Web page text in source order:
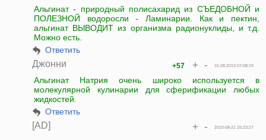
Альгинат - природный полисахарид из СЪЕДОБНОЙ и
ПОЛЕЗНОЙ водоросли - Ламинарии. Как и пектин,
альгинат ВЫВОДИТ из организма радионуклиды, и т.д.
Можно есть.
Ответить
Джонни 15.08.2013 07:08:19
+57 + -
Альгинат Натрия очень широко используется в
молекулярной кулинарии для сферификации любых
жидкостей.
Ответить
[AD] 2010-08-21 15:23:27
+ -